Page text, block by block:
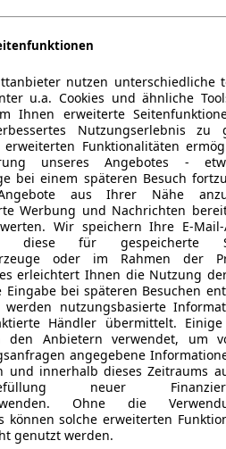
LYNK & CO 01 1.5T
PANO/360°
13 km EZ 07/2023AutomatikSUV /
CarPlay, Einparkhilfe, Einparkhilfe
Sensoren hinten, Einparkhilfe
Fernlichtassistent, HU/AU neu,
Lichtsensor, Panoramadach,
Sitzheizung, Spurhalteassistent,
B
nutzen unterschiedliche
u.a. Cookies und ähnliche
Ihnen erweiterte
Nutzungserlebnis zu
erweiterten Funktionalitäten
unseres Angebotes -
bei einem späteren Besuch
aus Ihrer Nähe
Werbung und Nachrichten
Wir speichern Ihre E-Mail-
diese für gespeicherte
oder im Rahmen der
erleichtert Ihnen die Nutzung
Eingabe bei späteren Besuchen
werden nutzungsbasierte
Händler übermittelt. Einige
den Anbietern verwendet, um
angegebene
und innerhalb dieses Zeitraums
neuer
Ohne die
können solche erweiterten
genutzt werden.